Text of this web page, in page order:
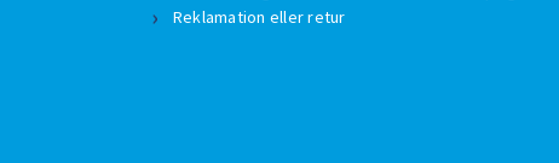
Reklamation eller retur